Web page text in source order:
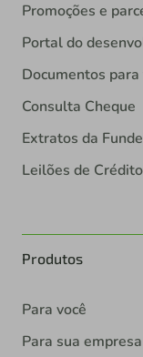
Promoções e
Portal do
Documentos
Consulta Cheque
Extratos da
Leilões de
Produtos
Para você
Para sua empresa